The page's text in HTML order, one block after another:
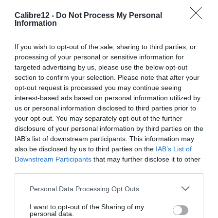
Calibre12 - Do Not Process My Personal
Information
If you wish to opt-out of the sale, sharing to third parties, or
processing of your personal or sensitive information for
targeted advertising by us, please use the below opt-out
section to confirm your selection. Please note that after your
opt-out request is processed you may continue seeing
interest-based ads based on personal information utilized by
us or personal information disclosed to third parties prior to
your opt-out. You may separately opt-out of the further
disclosure of your personal information by third parties on the
IAB’s list of downstream participants. This information may
also be disclosed by us to third parties on the IAB’s List of
Downstream Participants that may further disclose it to other
Personal Data Processing Opt Outs
I want to opt-out of the Sharing of my
personal data.
do dia e hora, praticamente todos os detalhes do visitante. E tudo isto
pode ser em direto, graças à tecnologia 4G (e 5G) que nos permite
acompanhar em tempo real tudo o que se passa nos nossos cevadouros.
Podemos inclusive interagir com o equipamento, configurando-o
remotamente.
Evidentemente, este tipo de equipamento utilizado de forma mal-
intencionada permite abater os grandes navalheiros sem história.
Contudo, serão também as “trail-cams” uma excelente ferramenta de
gestão para conhecer melhor o que temos na nossa zona de caça e assim
elaborar planos com menor margem de erro.